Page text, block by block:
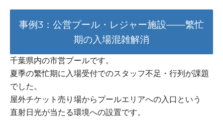
事例3：公営プール・レジャー施設——繁忙
期の入場混雑解消
千葉県内の市営プールです。
夏季の繁忙期に入場受付でのスタッフ不足・行列が課題
でした。
屋外チケット売り場からプールエリアへの入口という
直射日光が当たる環境への設置です。